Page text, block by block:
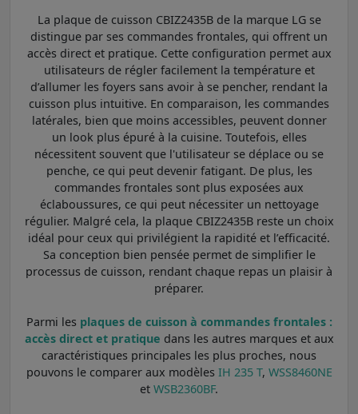
La plaque de cuisson CBIZ2435B de la marque LG se
distingue par ses commandes frontales, qui offrent un
accès direct et pratique. Cette configuration permet aux
utilisateurs de régler facilement la température et
d’allumer les foyers sans avoir à se pencher, rendant la
cuisson plus intuitive. En comparaison, les commandes
latérales, bien que moins accessibles, peuvent donner
un look plus épuré à la cuisine. Toutefois, elles
nécessitent souvent que l'utilisateur se déplace ou se
penche, ce qui peut devenir fatigant. De plus, les
commandes frontales sont plus exposées aux
éclaboussures, ce qui peut nécessiter un nettoyage
régulier. Malgré cela, la plaque CBIZ2435B reste un choix
idéal pour ceux qui privilégient la rapidité et l’efficacité.
Sa conception bien pensée permet de simplifier le
processus de cuisson, rendant chaque repas un plaisir à
préparer.
Parmi les plaques de cuisson à commandes frontales :
accès direct et pratique dans les autres marques et aux
caractéristiques principales les plus proches, nous
pouvons le comparer aux modèles IH 235 T, WSS8460NE
et WSB2360BF.